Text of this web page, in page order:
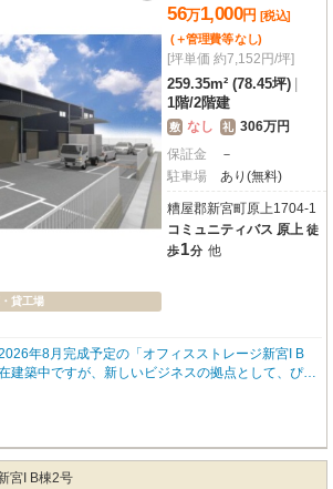
貸工場
56万1,000円 [税込]
(＋管理費等なし)
[坪単価 約7,152円/坪]
259.35m² (78.45坪)
1階/2階建
敷 なし 礼 306万円
保証金
－
駐車場
あり(無料)
糟屋郡新宮町原上1704-1
コミュニティバス 原上 徒
歩1分 他
年8月完成予定の「オフィスストレージ新宮I B
建築中ですが、新しいビジネスの拠点として、ぴっ
。コミュニティバス「原上」バス停まで徒歩1分
ーズなのが嬉しいポイント。広々とした専有面積25
は10台分も完備していますので、従業員の方や来客
明器具はオールLED、事務所にはエアコンが備え付
ォシュレット付トイレも各部屋に2か所ございま
と駐車場監視カメラも設置されており、大切な事業
宮I B棟2号